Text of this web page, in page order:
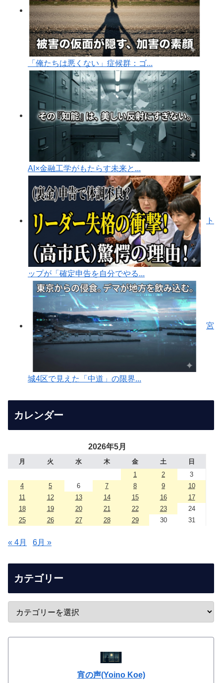
「俺たちは悪くない」症候群：ゴ...
AI×金融工学がもたらす未来と...
ト
ップが「確定申告を自分でやる...
宮
城4区で見えた「中道」の限界...
カレンダー
2026年5月
月 火 水 木 金 土
日
1
2
3
4
5 6 7 8 9
10
11
12 13 14 15 16
17
18
19 20 21 22 23
24
25
26 27 28 29 30 31
« 4月 6月 »
カテゴリー
宵の声(Yoino Koe)